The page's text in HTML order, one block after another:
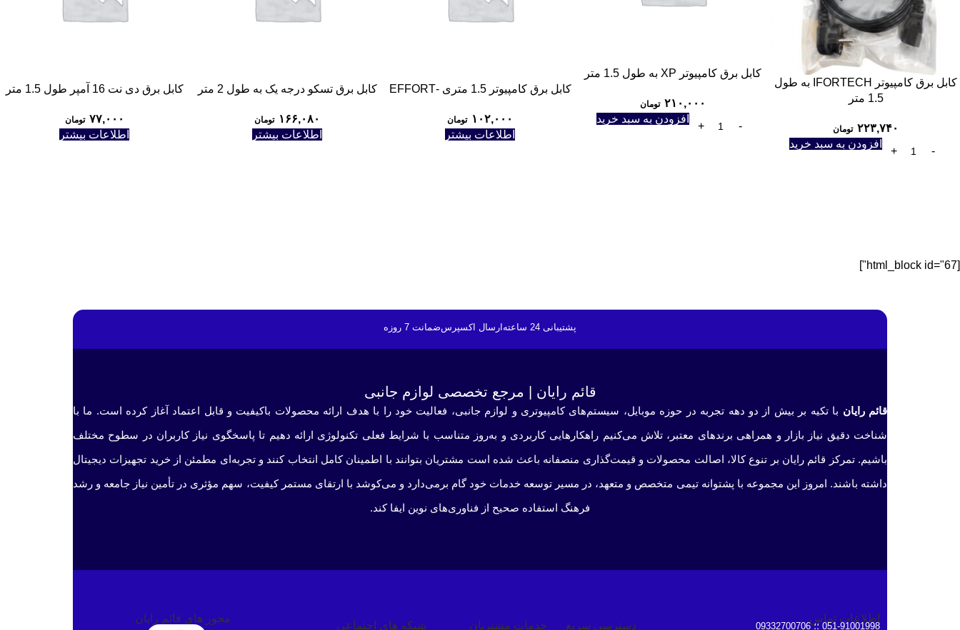
کابل برق کامپیوتر IFORTECH به طول
1.5 متر
۲۲۳,۷۴۰ تومان
افزودن به سبد خرید
کابل برق کامپیوتر XP به طول 1.5 متر
۲۱۰,۰۰۰ تومان
افزودن به سبد خرید
کابل برق کامپیوتر 1.5 متری -EFFORT
۱۰۲,۰۰۰ تومان
اطلاعات بیشتر
کابل برق تسکو درجه يک به طول 2 متر
۱۶۶,۰۸۰ تومان
اطلاعات بیشتر
کابل برق دی نت 16 آمپر طول 1.5 متر
۷۷,۰۰۰ تومان
اطلاعات بیشتر
[html_block id="67"]
پشتیبانی 24 ساعته ارسال اکسپرسضمانت 7 روزه
قائم رایان | مرجع تخصصی لوازم جانبی
قائم رایان با تکیه بر بیش از دو دهه تجربه در حوزه موبایل، سیستم‌های کامپیوتری و لوازم جانبی، فعالیت خود را با هدف ارائه محصولات باکیفیت و قابل اعتماد آغاز کرده است. ما با
شناخت دقیق نیاز بازار و همراهی برندهای معتبر، تلاش می‌کنیم راهکارهایی کاربردی و به‌روز متناسب با شرایط فعلی تکنولوژی ارائه دهیم تا پاسخگوی نیاز کاربران در سطوح مختلف
باشیم. تمرکز قائم رایان بر تنوع کالا، اصالت محصولات و قیمت‌گذاری منصفانه باعث شده است مشتریان بتوانند با اطمینان کامل انتخاب کنند و تجربه‌ای مطمئن از خرید تجهیزات دیجیتال
داشته باشند. امروز این مجموعه با پشتوانه تیمی متخصص و متعهد، در مسیر توسعه خدمات خود گام برمی‌دارد و می‌کوشد با ارتقای مستمر کیفیت، سهم مؤثری در تأمین نیاز جامعه و رشد
فرهنگ استفاده صحیح از فناوری‌های نوین ایفا کند.
اطلاعات تماس
051-91001998 ؛؛ 09332700706 دسترسی سریع خدمات مشتریان شبکه های اجتماعی
مجوز های قائم رایان